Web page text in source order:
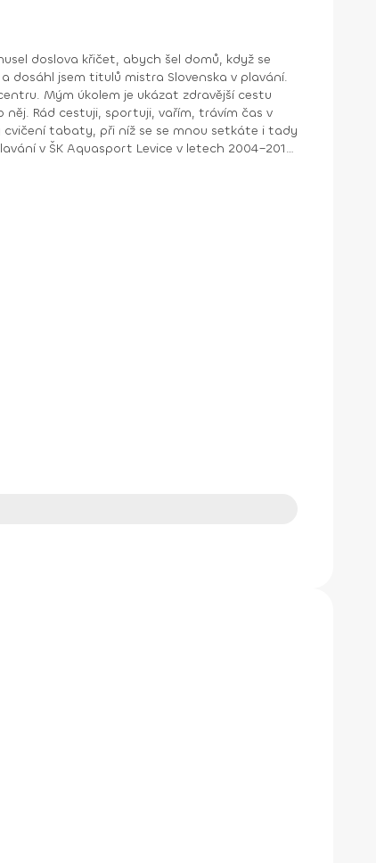
doslova křičet, abych šel domů, když se
dosáhl jsem titulů mistra Slovenska v plavání.
Mým úkolem je ukázat zdravější cestu
Rád cestuji, sportuji, vařím, trávím čas v
cvičení tabaty, při níž se se mnou setkáte i tady